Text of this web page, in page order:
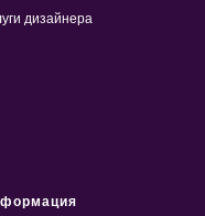
дизайнера